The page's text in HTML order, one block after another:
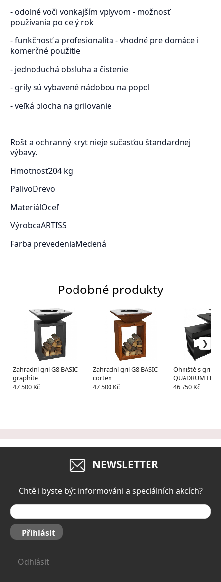
- odolné voči vonkajším vplyvom - možnosť
používania po celý rok
- funkčnosť a profesionalita - vhodné pre domáce i
komerčné použitie
- jednoduchá obsluha a čistenie
- grily sú vybavené nádobou na popol
- veľká plocha na grilovanie
Rošt a ochranný kryt nieje sučasťou štandardnej
výbavy.
Hmotnosť204 kg
PalivoDrevo
MateriálOceľ
VýrobcaARTISS
Farba prevedeniaMedená
Podobné produkty
Zahradní gril G8 BASIC -
graphite
47 500 Kč
Zahradní gril G8 BASIC -
corten
47 500 Kč
Ohniště s grilem
QUADRUM
46 750 Kč
NEWSLETTER
Chtěli byste být informováni a speciálních akcích?
Přihlásit
Odhlásit